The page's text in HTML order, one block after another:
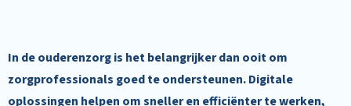
In de ouderenzorg is het belangrijker dan ooit om
zorgprofessionals goed te ondersteunen. Digitale
oplossingen helpen om sneller en efficiënter te werken,